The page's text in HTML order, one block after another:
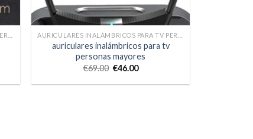
auriculares inalámbricos para tv
personas mayores
€69.00 €46.00